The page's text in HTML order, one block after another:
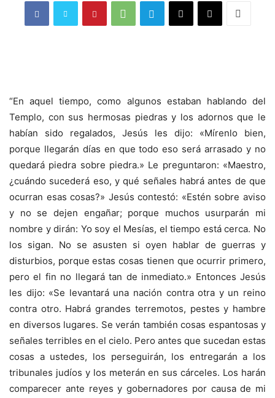
“En aquel tiempo, como algunos estaban hablando del
Templo, con sus hermosas piedras y los adornos que le
habían sido regalados, Jesús les dijo: «Mírenlo bien,
porque llegarán días en que todo eso será arrasado y no
quedará piedra sobre piedra.» Le preguntaron: «Maestro,
¿cuándo sucederá eso, y qué señales habrá antes de que
ocurran esas cosas?» Jesús contestó: «Estén sobre aviso
y no se dejen engañar; porque muchos usurparán mi
nombre y dirán: Yo soy el Mesías, el tiempo está cerca. No
los sigan. No se asusten si oyen hablar de guerras y
disturbios, porque estas cosas tienen que ocurrir primero,
pero el fin no llegará tan de inmediato.» Entonces Jesús
les dijo: «Se levantará una nación contra otra y un reino
contra otro. Habrá grandes terremotos, pestes y hambre
en diversos lugares. Se verán también cosas espantosas y
señales terribles en el cielo. Pero antes que sucedan estas
cosas a ustedes, los perseguirán, los entregarán a los
tribunales judíos y los meterán en sus cárceles. Los harán
comparecer ante reyes y gobernadores por causa de mi